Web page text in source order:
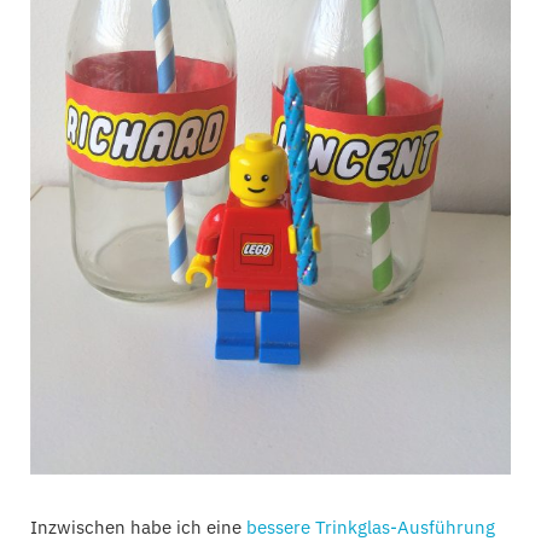
Inzwischen habe ich eine bessere Trinkglas-Ausführung